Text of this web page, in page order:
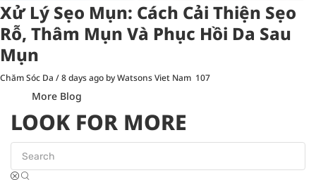
Xử Lý Sẹo Mụn: Cách Cải Thiện Sẹo
Rỗ, Thâm Mụn Và Phục Hồi Da Sau
Mụn
Chăm Sóc Da /8 days ago by Watsons Viet Nam 107
More Blog
LOOK FOR MORE